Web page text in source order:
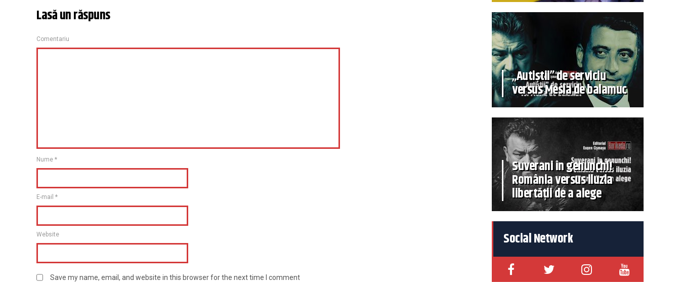
Lasă un răspuns
Comentariu
Nume *
E-mail *
Website
Save my name, email, and website in this browser for the next time I comment
„Autiștii” de serviciu
versus Mesia de balamuc
Suverani în genunchi!
România versus iluzia
libertății de a alege
Social Network